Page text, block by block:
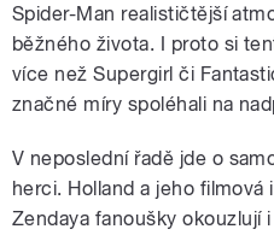
Spider-Man realističtější
běžného života. I proto si
více než Supergirl či
značné míry spoléhali na
V neposlední řadě jde o
herci. Holland a jeho filmová
Zendaya fanoušky okouzlují